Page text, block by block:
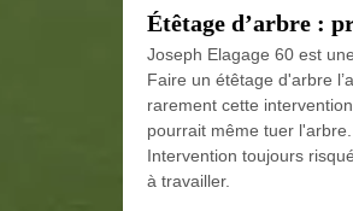
Étêtage d’arbre :
Joseph Elagage 60 est
Faire un étêtage d'arbre
rarement cette
pourrait même tuer
Intervention toujours
à travailler.